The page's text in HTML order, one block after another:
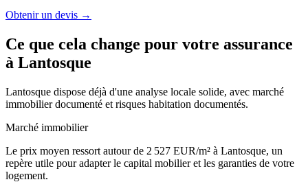
Obtenir un devis →
Ce que cela change pour votre assurance
à Lantosque
Lantosque dispose déjà d'une analyse locale solide, avec marché
immobilier documenté et risques habitation documentés.
Marché immobilier
Le prix moyen ressort autour de 2 527 EUR/m² à Lantosque, un
repère utile pour adapter le capital mobilier et les garanties de votre
logement.